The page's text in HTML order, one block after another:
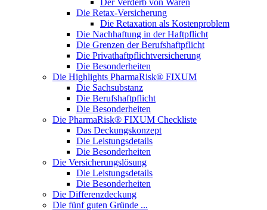
Der Verderb von Waren
Die Retax-Versicherung
Die Retaxation als Kostenproblem
Die Nachhaftung in der Haftpflicht
Die Grenzen der Berufshaftpflicht
Die Privathaftpflichtversicherung
Die Besonderheiten
Die Highlights PharmaRisk® FIXUM
Die Sachsubstanz
Die Berufshaftpflicht
Die Besonderheiten
Die PharmaRisk® FIXUM Checkliste
Das Deckungskonzept
Die Leistungsdetails
Die Besonderheiten
Die Versicherungslösung
Die Leistungsdetails
Die Besonderheiten
Die Differenzdeckung
Die fünf guten Gründe ...